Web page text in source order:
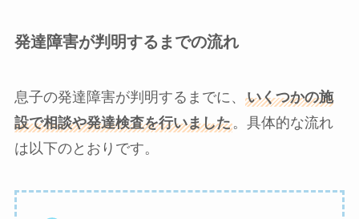
発達障害が判明するまでの流れ
息子の発達障害が判明するまでに、 いくつかの施
設で相談や発達検査を行いました。具体的な流れ
は以下のとおりです。